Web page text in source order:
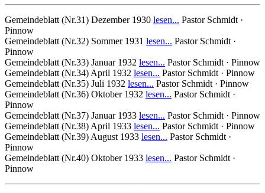
Gemeindeblatt (Nr.31) Dezember 1930 lesen... Pastor Schmidt ·
Pinnow
Gemeindeblatt (Nr.32) Sommer 1931 lesen... Pastor Schmidt ·
Pinnow
Gemeindeblatt (Nr.33) Januar 1932 lesen... Pastor Schmidt · Pinnow
Gemeindeblatt (Nr.34) April 1932 lesen... Pastor Schmidt · Pinnow
Gemeindeblatt (Nr.35) Juli 1932 lesen... Pastor Schmidt · Pinnow
Gemeindeblatt (Nr.36) Oktober 1932 lesen... Pastor Schmidt ·
Pinnow
Gemeindeblatt (Nr.37) Januar 1933 lesen... Pastor Schmidt · Pinnow
Gemeindeblatt (Nr.38) April 1933 lesen... Pastor Schmidt · Pinnow
Gemeindeblatt (Nr.39) August 1933 lesen... Pastor Schmidt ·
Pinnow
Gemeindeblatt (Nr.40) Oktober 1933 lesen... Pastor Schmidt ·
Pinnow